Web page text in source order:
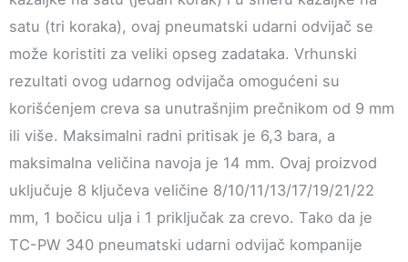
satu (tri koraka), ovaj pneumatski udarni odvijač se
može koristiti za veliki opseg zadataka. Vrhunski
rezultati ovog udarnog odvijača omogućeni su
korišćenjem creva sa unutrašnjim prečnikom od 9 mm
ili više. Maksimalni radni pritisak je 6,3 bara, a
maksimalna veličina navoja je 14 mm. Ovaj proizvod
uključuje 8 ključeva veličine 8/10/11/13/17/19/21/22
mm, 1 bočicu ulja i 1 priključak za crevo. Tako da je
TC-PW 340 pneumatski udarni odvijač kompanije